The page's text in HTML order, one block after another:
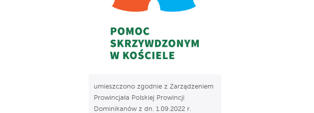
umieszczono zgodnie z Zarządzeniem
Prowincjała Polskiej Prowincji
Dominikanów z dn. 1.09.2022 r.